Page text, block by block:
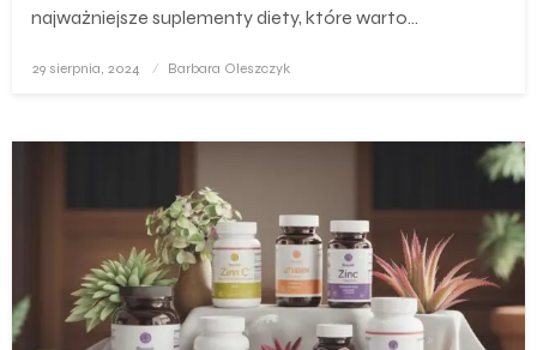
najważniejsze suplementy diety, które warto…
Opublikowane
29 sierpnia, 2024 Barbara Oleszczyk